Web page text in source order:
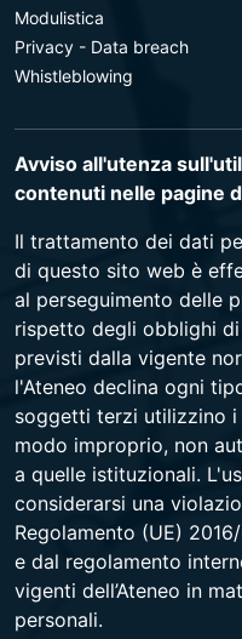
Modulistica
Privacy - Data breach
Whistleblowing
Avviso all'utenza
contenuti nelle pagine
Il trattamento dei dati
di questo sito web è
al perseguimento delle
rispetto degli obblighi
previsti dalla vigente
l'Ateneo declina ogni
soggetti terzi utilizzino
modo improprio, non
a quelle istituzionali.
considerarsi una
Regolamento (UE)
e dal regolamento
vigenti dell’Ateneo in
personali.